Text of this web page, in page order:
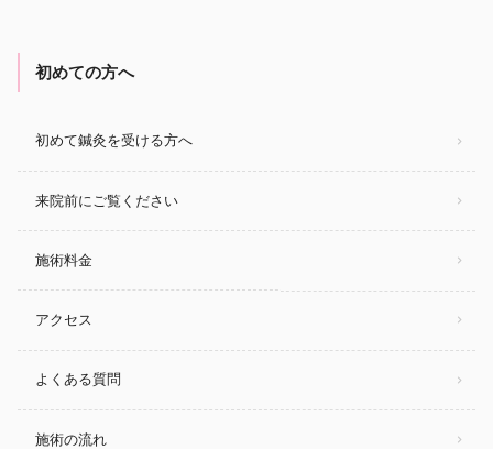
初めての方へ
初めて鍼灸を受ける方へ
来院前にご覧ください
施術料金
アクセス
よくある質問
施術の流れ